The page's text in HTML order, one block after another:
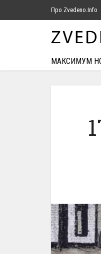
Про Zvedeno.Info
МАКСИМУМ